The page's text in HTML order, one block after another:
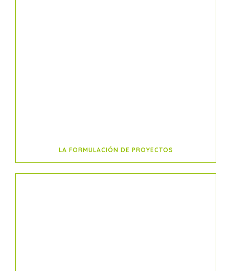
LA FORMULACIÓN DE PROYECTOS